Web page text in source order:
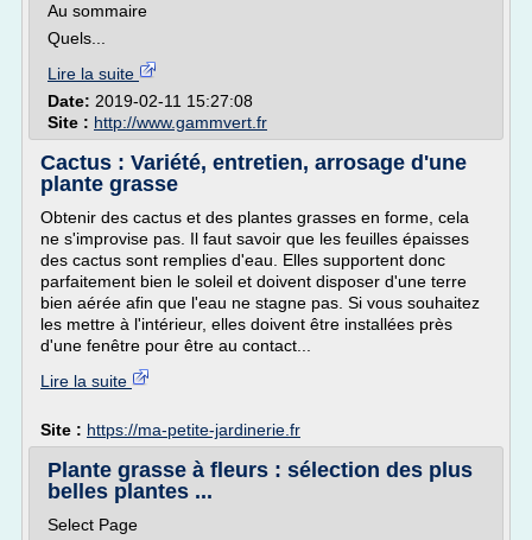
Au sommaire
Quels...
Lire la suite
Date: 2019-02-11 15:27:08
Site : http://www.gammvert.fr
Cactus : Variété, entretien, arrosage d'une
plante grasse
Obtenir des cactus et des plantes grasses en forme, cela
ne s'improvise pas. Il faut savoir que les feuilles épaisses
des cactus sont remplies d'eau. Elles supportent donc
parfaitement bien le soleil et doivent disposer d'une terre
bien aérée afin que l'eau ne stagne pas. Si vous souhaitez
les mettre à l'intérieur, elles doivent être installées près
d'une fenêtre pour être au contact...
Lire la suite
Site : https://ma-petite-jardinerie.fr
Plante grasse à fleurs : sélection des plus
belles plantes ...
Select Page